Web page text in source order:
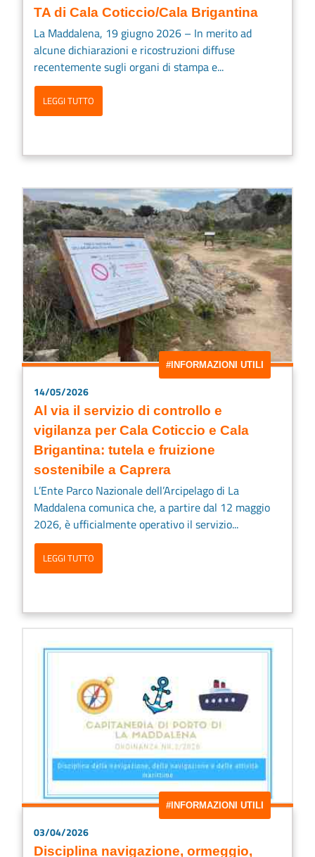
TA di Cala Coticcio/Cala Brigantina
La Maddalena, 19 giugno 2026 – In merito ad
alcune dichiarazioni e ricostruzioni diffuse
recentemente sugli organi di stampa e...
LEGGI TUTTO
#INFORMAZIONI UTILI
14/05/2026
Al via il servizio di controllo e
vigilanza per Cala Coticcio e Cala
Brigantina: tutela e fruizione
sostenibile a Caprera
L’Ente Parco Nazionale dell’Arcipelago di La
Maddalena comunica che, a partire dal 12 maggio
2026, è ufficialmente operativo il servizio...
LEGGI TUTTO
#INFORMAZIONI UTILI
03/04/2026
Disciplina navigazione, ormeggio,